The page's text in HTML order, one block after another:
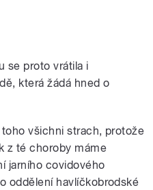
se proto vrátila i
která žádá hned o
všichni strach, protože
z té choroby máme
jarního covidového
oddělení havlíčkobrodské